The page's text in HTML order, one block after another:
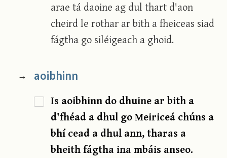
arae tá daoine ag dul thart d'aon
cheird le rothar ar bith a fheiceas siad
fágtha go siléigeach a ghoid.
→ aoibhinn
Is aoibhinn do dhuine ar bith a
d'fhéad a dhul go Meiriceá chúns a
bhí cead a dhul ann, tharas a
bheith fágtha ina mbáis anseo.